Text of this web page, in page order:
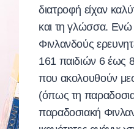
διατροφή είχαν
και τη γλώσσα. Ενώ
Φινλανδούς
161 παιδιών 6 έως
που ακολουθούν
(όπως τη
παραδοσιακή